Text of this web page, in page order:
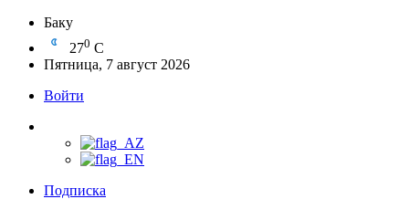
Баку
270 C
Пятница, 7 август 2026
Войти
Подписка